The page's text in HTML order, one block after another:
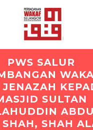
PWS SALUR
JENAZAH
SULTAN
SHAH